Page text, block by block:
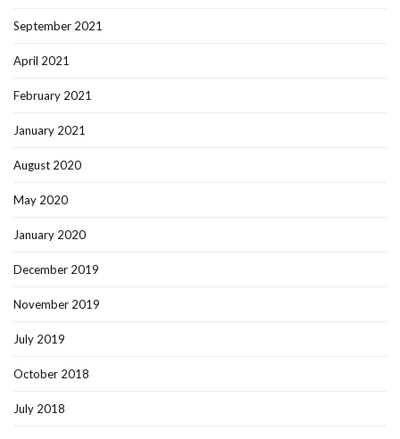
September 2021
April 2021
February 2021
January 2021
August 2020
May 2020
January 2020
December 2019
November 2019
July 2019
October 2018
July 2018